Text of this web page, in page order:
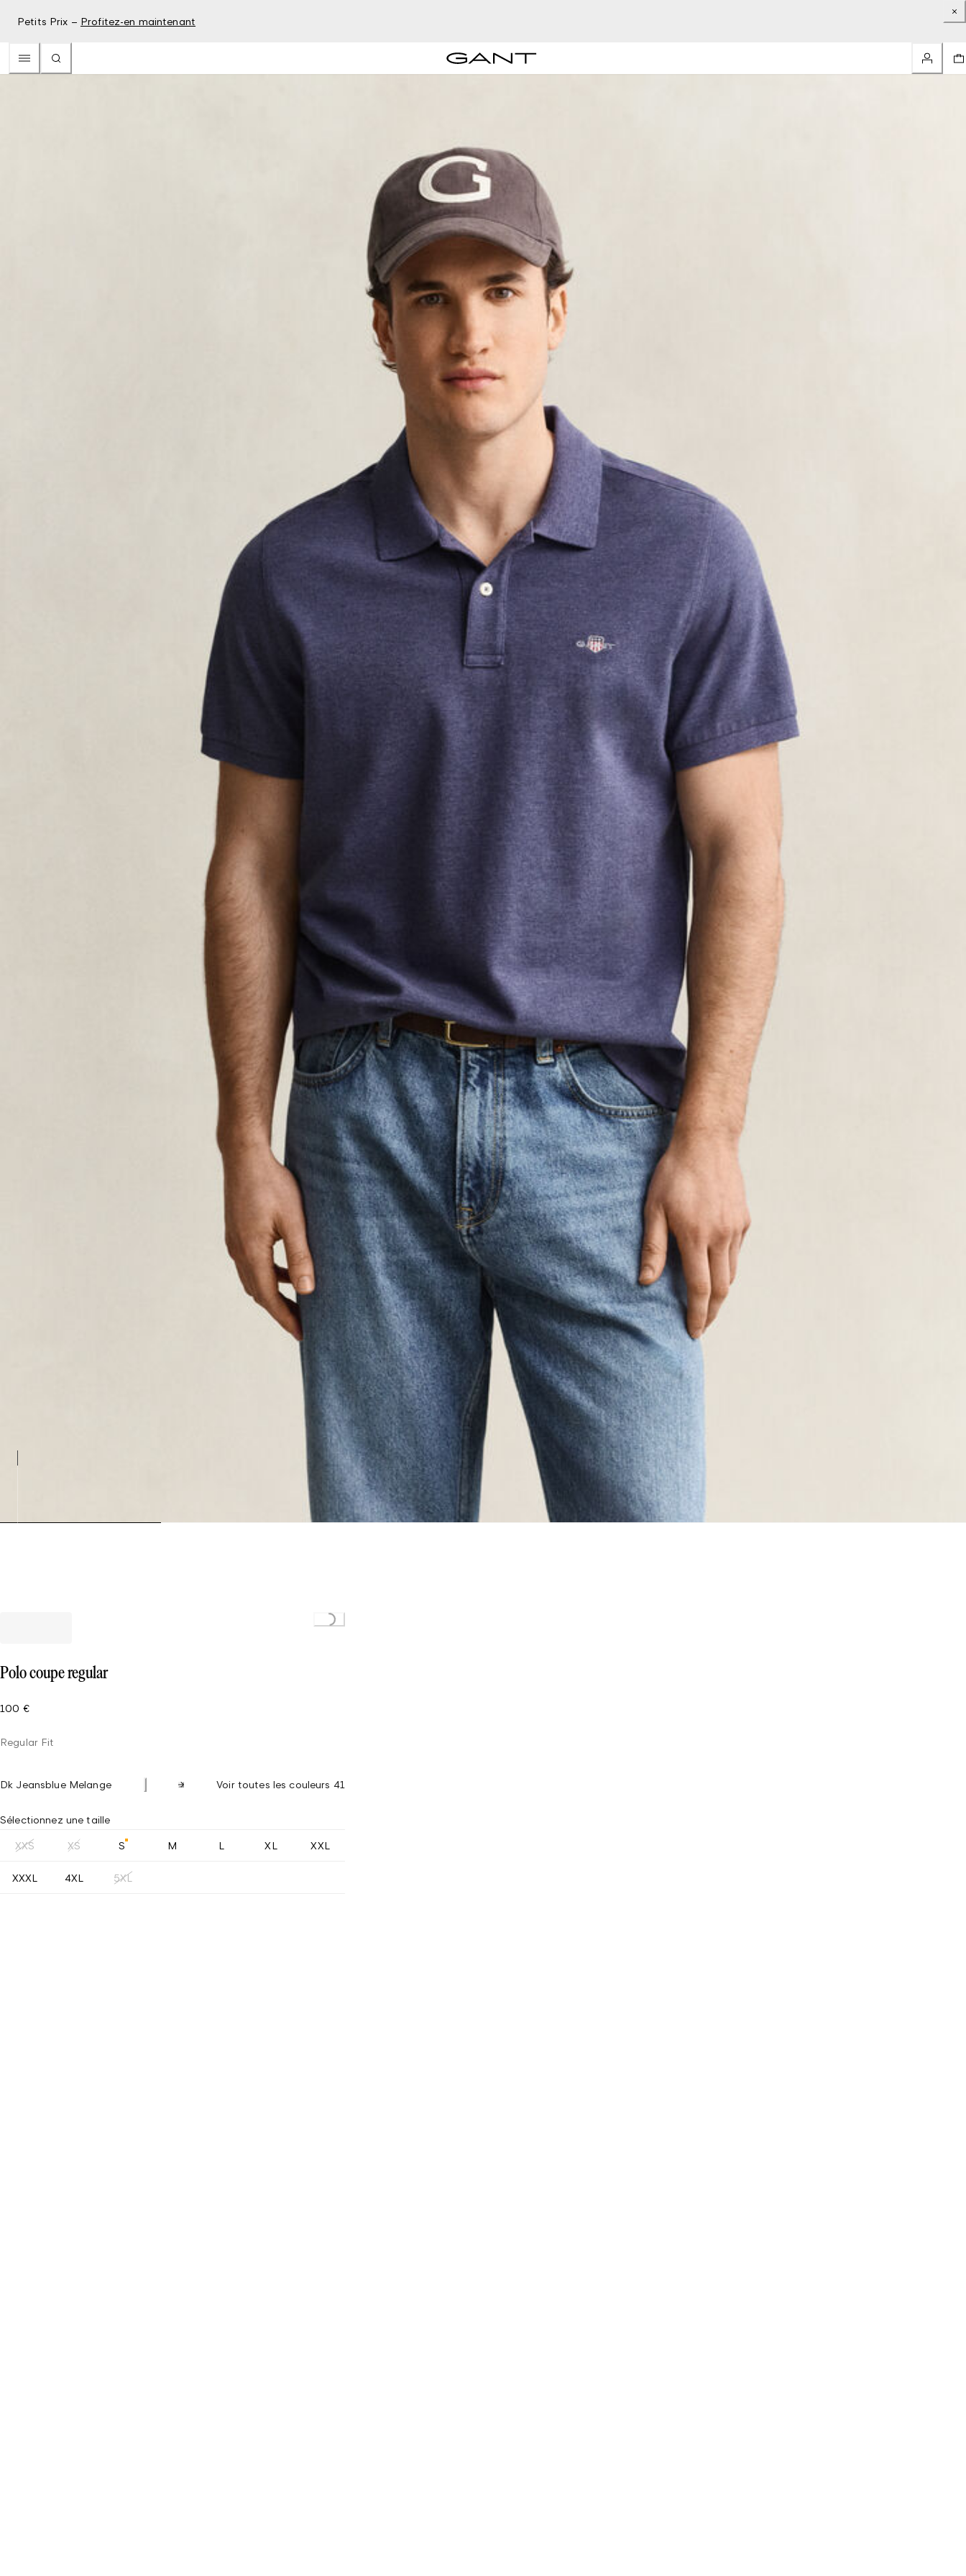
Petits Prix – Profitez-en maintenant
Loading...
Polo coupe regular
100 €
Regular Fit
Dk Jeansblue Melange Voir toutes les couleurs 41
Sélectionnez une taille
XXS XS S M L XL XXL
XXXL 4XL 5XL